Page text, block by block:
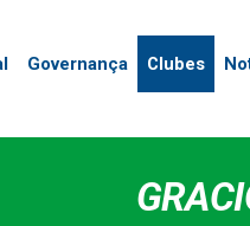
Governança Clubes